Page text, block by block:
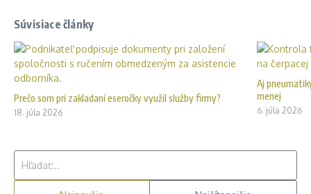
Súvisiace články
Prečo som pri zakladaní eseročky využil služby firmy?
18. júla 2026
Aj
menej
6. júla 2026